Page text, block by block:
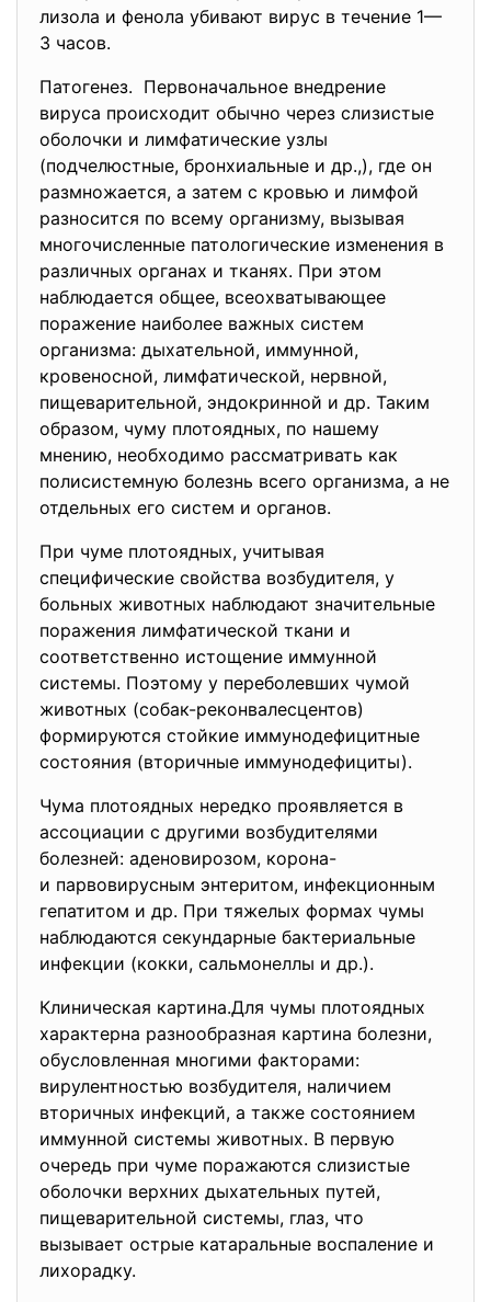
лизола и фенола убивают вирус в течение 1—
3 часов.
Патогенез. Первоначальное внедрение
вируса происходит обычно через слизистые
оболочки и лимфатические узлы
(подчелюстные, бронхиальные и др.,), где он
размножается, а затем с кровью и лимфой
разносится по всему организму, вызывая
многочисленные патологические изменения в
различных органах и тканях. При этом
наблюдается общее, всеохватывающее
поражение наиболее важных систем
организма: дыхательной, иммунной,
кровеносной, лимфатической, нервной,
пищеварительной, эндокринной и др. Таким
образом, чуму плотоядных, по нашему
мнению, необходимо рассматривать как
полисистемную болезнь всего организма, а не
отдельных его систем и органов.
При чуме плотоядных, учитывая
специфические свойства возбудителя, у
больных животных наблюдают значительные
поражения лимфатической ткани и
соответственно истощение иммунной
системы. Поэтому у переболевших чумой
животных (собак-реконвалесцентов)
формируются стойкие иммунодефицитные
состояния (вторичные иммунодефициты).
Чума плотоядных нередко проявляется в
ассоциации с другими возбудителями
болезней: аденовирозом, корона-
и парвовирусным энтеритом, инфекционным
гепатитом и др. При тяжелых формах чумы
наблюдаются секундарные бактериальные
инфекции (кокки, сальмонеллы и др.).
Клиническая картина.Для чумы плотоядных
характерна разнообразная картина болезни,
обусловленная многими факторами:
вирулентностью возбудителя, наличием
вторичных инфекций, а также состоянием
иммунной системы животных. В первую
очередь при чуме поражаются слизистые
оболочки верхних дыхательных путей,
пищеварительной системы, глаз, что
вызывает острые катаральные воспаление и
лихорадку.